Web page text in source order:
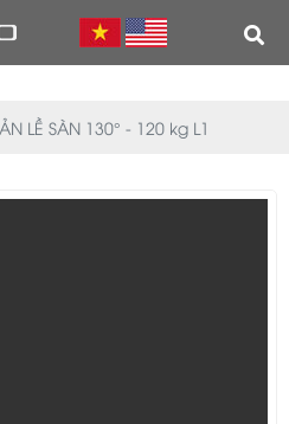
LỀ SÀN 130° - 120 kg L1